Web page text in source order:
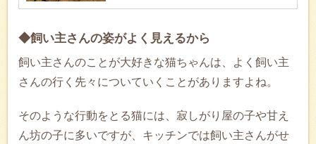
◆飼い主さんの姿がよく見えるから
飼い主さんのことが大好きな猫ちゃんは、よく飼い主
さんの行く先々についていくことがありますよね。
そのような行動をとる猫には、寂しがり屋の子や甘え
ん坊の子に多いですが、キッチンでは飼い主さんがせ